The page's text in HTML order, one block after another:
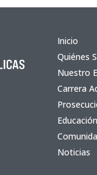
Inicio
Quiénes
Nuestro
Carrera
Noticias